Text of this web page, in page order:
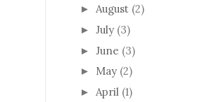
► August (2)
► July (3)
► June (3)
► May (2)
► April (1)